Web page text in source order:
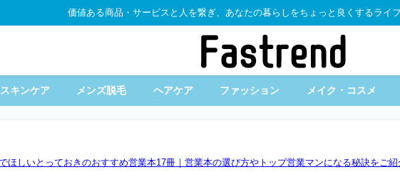
価値ある商品・サービスと人を繋ぎ、あなたの暮らしをちょっと良くするライ
スキンケア メンズ脱毛 ヘアケア ファッション メイク・コスメ
ほしいとっておきのおすすめ営業本17冊｜営業本の選び方やトップ営業マンになる秘訣をご紹